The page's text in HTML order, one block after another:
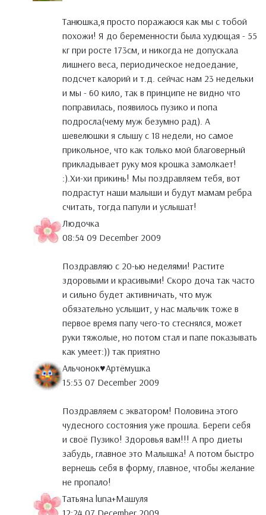
Танюшка,я просто поражаюся как мы с тобой
похожи! Я до беременности была худющая - 55
кг при росте 173см, и никогда не допускала
лишнего веса, периодическое недоедание,
подсчет калорий и т.д. сейчас нам 23 недельки
и мы - 60 кило, так в принципе не видно что
поправилась, появилось пузико и попа
подросла(чему муж безумно рад). А
шевелюшки я слышу с 18 недели, но самое
прикольное, что как только мой благоверный
прикладывает руку моя крошка замолкает!
:).Хи-хи прикинь! Мы поздравляем тебя, вот
подрастут наши малыши и будут мамам ребра
считать, тогда папули и услышат!
Людочка
08:54 09 December 2009
Поздравляю с 20-ью неделями! Растите
здоровыми и красивыми! Скоро доча так часто
и сильно будет активничать, что муж
обязательно услышит, у нас мальчик тоже в
первое время папу чего-то стеснялся, может
руки тяжолые, но потом стал и папе показывать
как умеет:)) так приятно
Альчонок♥Артёмушка
15:53 07 December 2009
Поздравляем с экватором! Половина этого
чудесного состояния уже прошла. Береги себя
и своё Пузико! Здоровья вам!!! А про диеты
забудь, главное это Малышка! А потом быстро
вернешь себя в форму, главное, чтобы желание
не пропало!
Татьяна luna+Maшуля